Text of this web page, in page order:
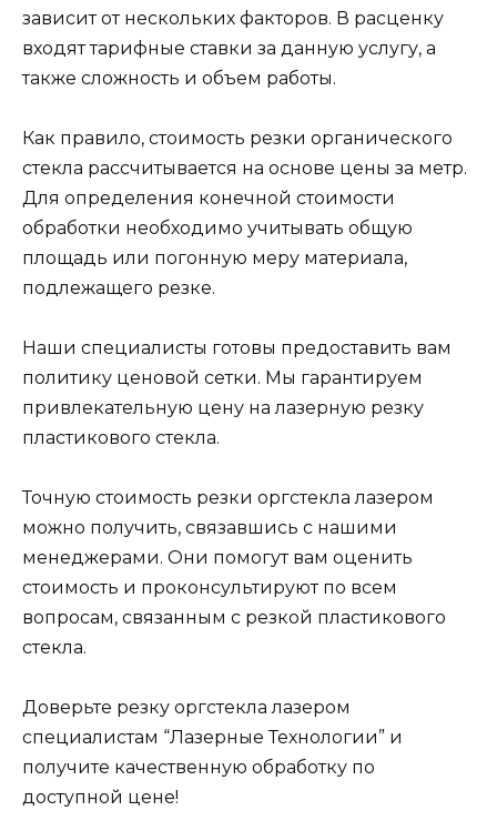
зависит от нескольких факторов. В расценку
входят тарифные ставки за данную услугу, а
также сложность и объем работы.
Как правило, стоимость резки органического
стекла рассчитывается на основе цены за метр.
Для определения конечной стоимости
обработки необходимо учитывать общую
площадь или погонную меру материала,
подлежащего резке.
Наши специалисты готовы предоставить вам
политику ценовой сетки. Мы гарантируем
привлекательную цену на лазерную резку
пластикового стекла.
Точную стоимость резки оргстекла лазером
можно получить, связавшись с нашими
менеджерами. Они помогут вам оценить
стоимость и проконсультируют по всем
вопросам, связанным с резкой пластикового
стекла.
Доверьте резку оргстекла лазером
специалистам “Лазерные Технологии” и
получите качественную обработку по
доступной цене!